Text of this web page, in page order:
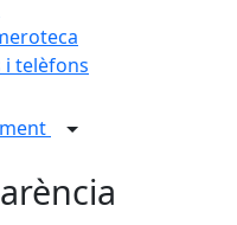
i telèfons